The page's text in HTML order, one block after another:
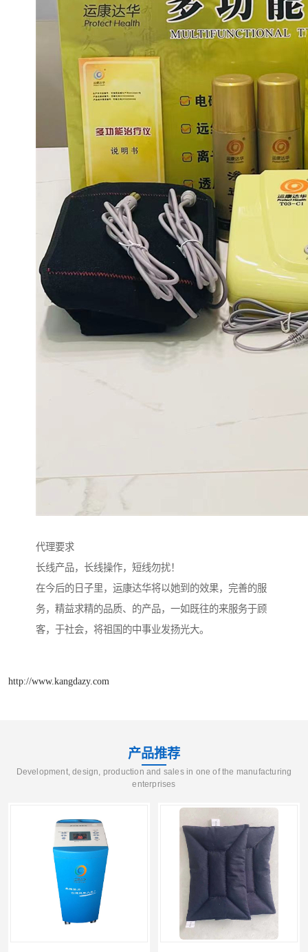
代理要求
长线产品，长线操作，短线勿扰！
在今后的日子里，运康达华将以她到的效果，完善的服
务，精益求精的品质、的产品，一如既往的来服务于顾
客，于社会，将祖国的中事业发扬光大。
http://www.kangdazy.com
产品推荐
Development, design, production and sales in one of the manufacturing
enterprises